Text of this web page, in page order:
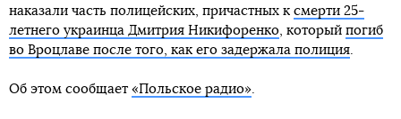
наказали часть полицейских, причастных к смерти 25-
летнего украинца Дмитрия Никифоренко, который погиб
во Вроцлаве после того, как его задержала полиция.
Об этом сообщает «Польское радио».